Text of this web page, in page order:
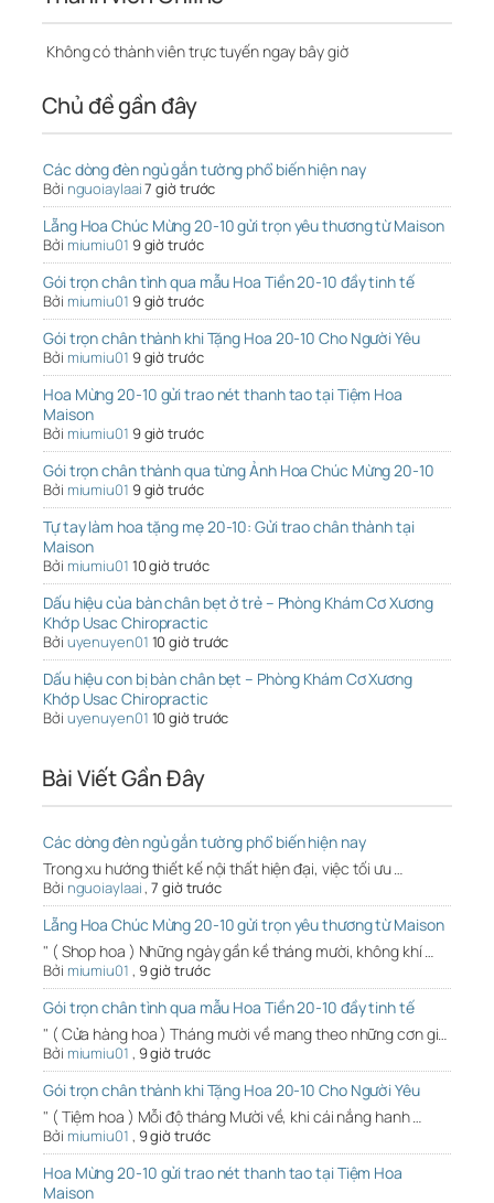
Không có thành viên trực tuyến ngay bây giờ
Chủ đề gần đây
Các dòng đèn ngủ gắn tường phổ biến hiện nay
Bởi nguoiaylaai7 giờ trước
Lẵng Hoa Chúc Mừng 20-10 gửi trọn yêu thương từ Maison
Bởi miumiu01 9 giờ trước
Gói trọn chân tình qua mẫu Hoa Tiền 20-10 đầy tinh tế
Bởi miumiu01 9 giờ trước
Gói trọn chân thành khi Tặng Hoa 20-10 Cho Người Yêu
Bởi miumiu01 9 giờ trước
Hoa Mừng 20-10 gửi trao nét thanh tao tại Tiệm Hoa
Maison
Bởi miumiu01 9 giờ trước
Gói trọn chân thành qua từng Ảnh Hoa Chúc Mừng 20-10
Bởi miumiu01 9 giờ trước
Tự tay làm hoa tặng mẹ 20-10: Gửi trao chân thành tại
Maison
Bởi miumiu01 10 giờ trước
Dấu hiệu của bàn chân bẹt ở trẻ – Phòng Khám Cơ Xương
Khớp Usac Chiropractic
Bởi uyenuyen01 10 giờ trước
Dấu hiệu con bị bàn chân bẹt – Phòng Khám Cơ Xương
Khớp Usac Chiropractic
Bởi uyenuyen01 10 giờ trước
Bài Viết Gần Đây
Các dòng đèn ngủ gắn tường phổ biến hiện nay
Trong xu hướng thiết kế nội thất hiện đại, việc tối ưu …
Bởi nguoiaylaai,7 giờ trước
Lẵng Hoa Chúc Mừng 20-10 gửi trọn yêu thương từ Maison
" ( Shop hoa ) Những ngày gần kề tháng mười, không khí …
Bởi miumiu01 , 9 giờ trước
Gói trọn chân tình qua mẫu Hoa Tiền 20-10 đầy tinh tế
" ( Cửa hàng hoa ) Tháng mười về mang theo những cơn gi…
Bởi miumiu01 , 9 giờ trước
Gói trọn chân thành khi Tặng Hoa 20-10 Cho Người Yêu
" ( Tiệm hoa ) Mỗi độ tháng Mười về, khi cái nắng hanh …
Bởi miumiu01 , 9 giờ trước
Hoa Mừng 20-10 gửi trao nét thanh tao tại Tiệm Hoa
Maison